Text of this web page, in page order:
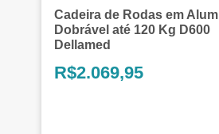
Cadeira de Rodas em
Dobrável até 120 Kg D600
Dellamed
R$2.069,95